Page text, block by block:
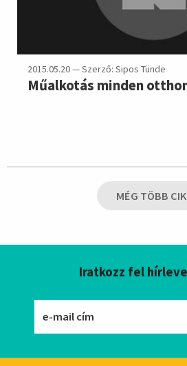
2015.05.20 — Szerző: Sipos Tünde
Műalkotás minden
MÉG TÖBB
Iratkozz fel